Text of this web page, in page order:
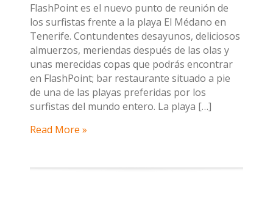
FlashPoint es el nuevo punto de reunión de
los surfistas frente a la playa El Médano en
Tenerife. Contundentes desayunos, deliciosos
almuerzos, meriendas después de las olas y
unas merecidas copas que podrás encontrar
en FlashPoint; bar restaurante situado a pie
de una de las playas preferidas por los
surfistas del mundo entero. La playa […]
Read More »